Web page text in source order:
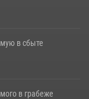
в сбыте
в грабеже